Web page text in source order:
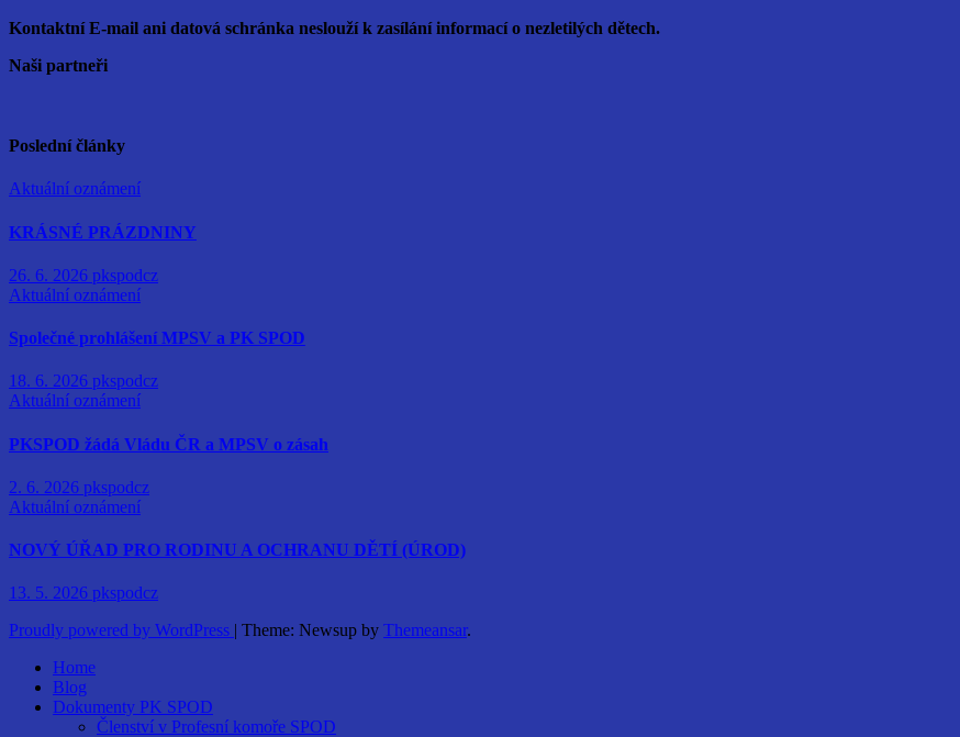
Kontaktní E-mail ani datová schránka neslouží k zasílání informací o nezletilých dětech.
Naši partneři
Poslední články
Aktuální oznámení
KRÁSNÉ PRÁZDNINY
26. 6. 2026 pkspodcz
Aktuální oznámení
Společné prohlášení MPSV a PK SPOD
18. 6. 2026 pkspodcz
Aktuální oznámení
PKSPOD žádá Vládu ČR a MPSV o zásah
2. 6. 2026 pkspodcz
Aktuální oznámení
NOVÝ ÚŘAD PRO RODINU A OCHRANU DĚTÍ (ÚROD)
13. 5. 2026 pkspodcz
Proudly powered by WordPress | Theme: Newsup by Themeansar.
Home
Blog
Dokumenty PK SPOD
Členství v Profesní komoře SPOD